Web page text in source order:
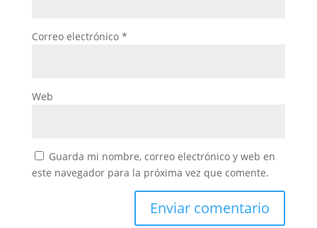
Correo electrónico *
Web
Guarda mi nombre, correo electrónico y web en
este navegador para la próxima vez que comente.